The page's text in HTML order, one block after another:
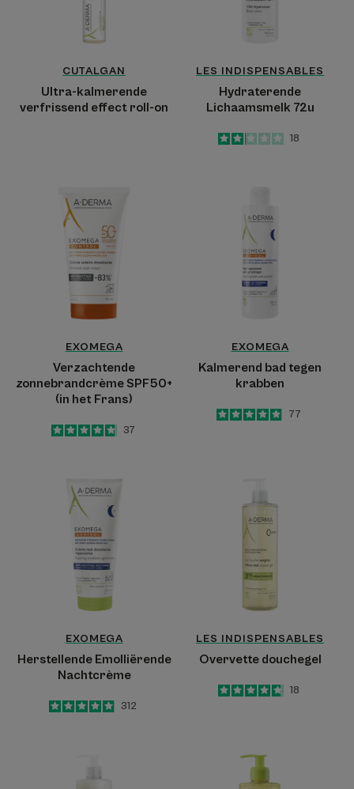
CUTALGAN
Ultra-kalmerende
verfrissend effect roll-on
LES INDISPENSABLES
Hydraterende
Lichaamsmelk 72u
2.1
/5
18
zonnebrandcrème
(in
het
Frans)
EXOMEGA
Verzachtende
zonnebrandcrème SPF50+
(in het Frans)
4.8
/
5
37
tegen
krabben
EXOMEGA
Kalmerend bad tegen
krabben
4.9
/5
77
Emolliërende
Nachtcrème
EXOMEGA
Herstellende Emolliërende
Nachtcrème
5
/
5
312
LES INDISPENSABLES
Overvette douchegel
4.7
/5
18
Jeukwerende
Verzachtende
Reinigingsolie